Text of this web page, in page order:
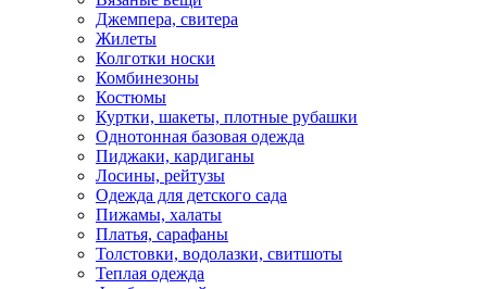
Джемпера, свитера
Жилеты
Колготки носки
Комбинезоны
Костюмы
Куртки, шакеты, плотные рубашки
Однотонная базовая одежда
Пиджаки, кардиганы
Лосины, рейтузы
Одежда для детского сада
Пижамы, халаты
Платья, сарафаны
Толстовки, водолазки, свитшоты
Теплая одежда